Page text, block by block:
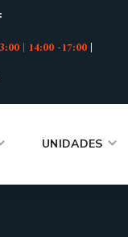
| 14:00 -17:00|
UNIDADES